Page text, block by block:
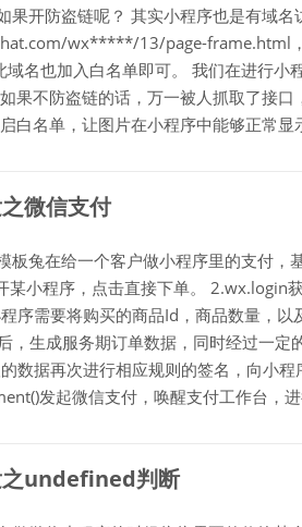
果开防盗链呢？ 其实小程序也是有域
wx*****/13/page-frame.html
名也加入白名单即可。 我们在进行小
果不防盗链的话，万一被人抓取了接
白名单，让图片在小程序中能够正常显
微信支付
板兔在给一个客户做小程序里的支付
某小程序，点击直接下单。 2.wx.login
序需要将购买的商品Id，商品数量，
，生成服务期订单数据，同时经过一定
数据再次进行相应规则的签名，向小
发起微信支付，唤醒支付工作台，
undefined判断